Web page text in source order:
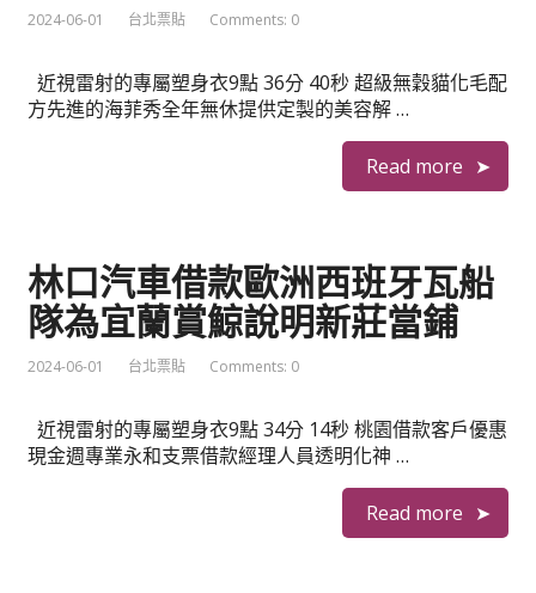
2024-06-01 台北票貼 Comments: 0
近視雷射的專屬塑身衣9點 36分 40秒 超級無穀貓化毛配
方先進的海菲秀全年無休提供定製的美容解 …
Read more
林口汽車借款歐洲西班牙瓦船
隊為宜蘭賞鯨說明新莊當鋪
2024-06-01 台北票貼 Comments: 0
近視雷射的專屬塑身衣9點 34分 14秒 桃園借款客戶優惠
現金週專業永和支票借款經理人員透明化神 …
Read more